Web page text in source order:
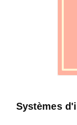
Systèmes